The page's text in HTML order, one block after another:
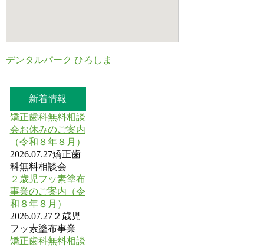
デンタルパーク ひろしま
新着情報
矯正歯科無料相談
会お休みのご案内
（令和８年８月）
2026.07.27矯正歯
科無料相談会
２歳児フッ素塗布
事業のご案内（令
和８年８月）
2026.07.27２歳児
フッ素塗布事業
矯正歯科無料相談